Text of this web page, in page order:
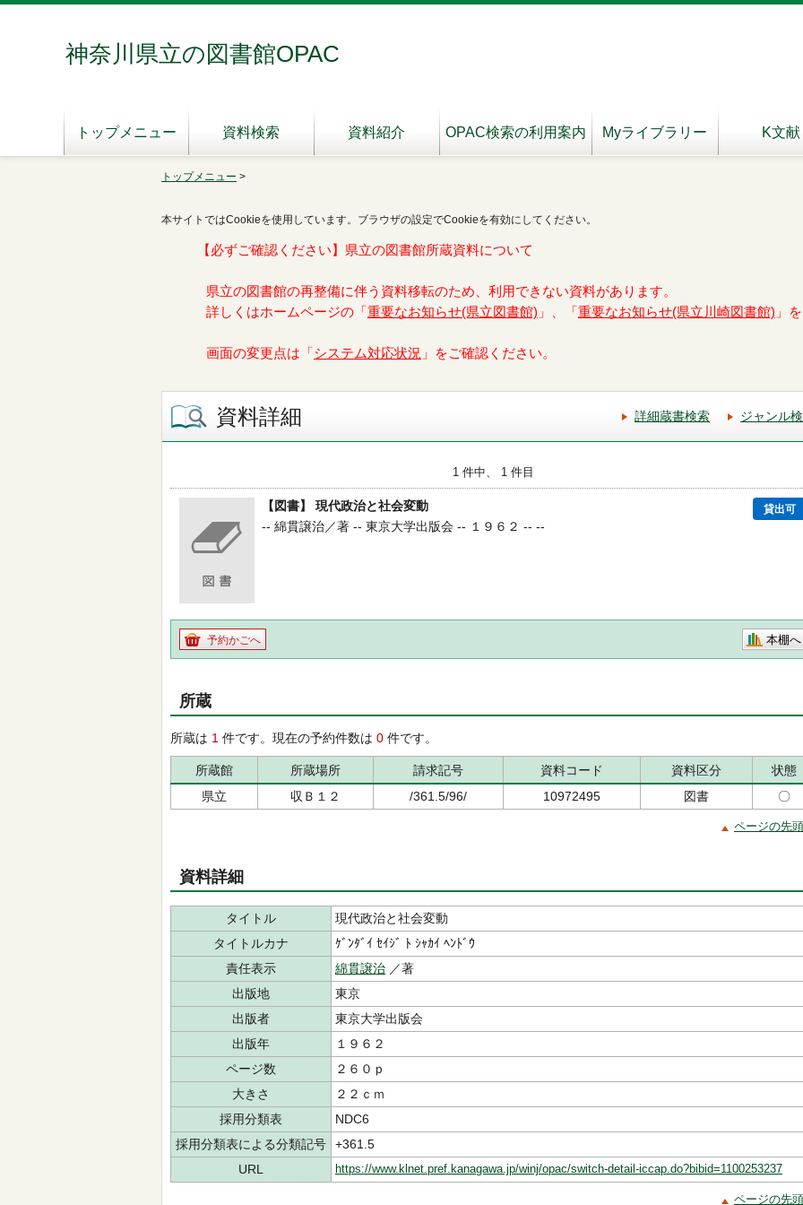
神奈川県立の図書館OPAC
トップメニュー 資料検索 資料紹介 OPAC検索の利用案内 Myライブラリー K文献
トップメニュー >
本サイトではCookieを使用しています。ブラウザの設定でCookieを有効にしてください。
【必ずご確認ください】県立の図書館所蔵資料について
県立の図書館の再整備に伴う資料移転のため、利用できない資料があります。
詳しくはホームページの「 重要なお知らせ(県立図書館) 」、「 重要なお知らせ(県立川崎図書館) 」
画面の変更点は「 システム対応状況 」をご確認ください。
資料詳細 詳細蔵書検索 ジャンル
1 件中、 1 件目
【図書】 現代政治と社会変動 貸出可
-- 綿貫譲治／著 -- 東京大学出版会 -- １９６２ -- --
予約かごへ 本棚へ
所蔵
所蔵は 1 件です。現在の予約件数は 0 件です。
所蔵館 所蔵場所 請求記号 資料コード 資料区分
状態
県立
収Ｂ１２ /361.5/96/ 10972495 図書 〇
ページの先
資料詳細
タイトル
現代政治と社会変動
タイトルカナ
ｹﾞﾝﾀﾞｲ ｾｲｼﾞ ﾄ ｼｬｶｲ ﾍﾝﾄﾞｳ
責任表示
綿貫譲治 ／著
出版地
東京
出版者
東京大学出版会
出版年
１９６２
ページ数
２６０ｐ
大きさ
２２ｃｍ
採用分類表
NDC6
採用分類表による分類記号
+361.5
URL
https://www.klnet.pref.kanagawa.jp/winj/opac/switch-detail-iccap.do?bibid=1100253237
ページの先